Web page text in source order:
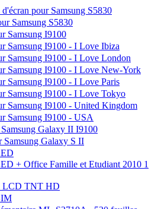
pour Samsung S5830
Samsung S5830
Samsung I9100
Samsung I9100 - I Love Ibiza
Samsung I9100 - I Love London
Samsung I9100 - I Love New-York
Samsung I9100 - I Love Paris
Samsung I9100 - I Love Tokyo
Samsung I9100 - United Kingdom
Samsung I9100 - USA
Galaxy II I9100
Samsung Galaxy S II
+ Office Famille et Etudiant 2010 1
LCD TNT HD